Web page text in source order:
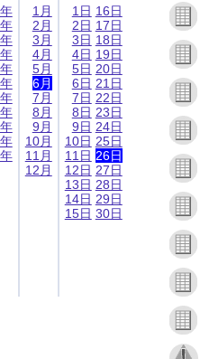
1月
2月
3月
4月
5月
6月
7月
8月
9月
10月
11月
12月
1日
2日
3日
4日
5日
6日
7日
8日
9日
10日
11日
12日
13日
14日
15日
16日
17日
18日
19日
20日
21日
22日
23日
24日
25日
26日
27日
28日
29日
30日